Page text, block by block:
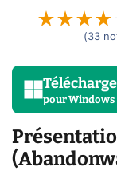
(33
pourWindows